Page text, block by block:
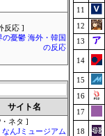
反応 ]
の憂鬱 海外・韓国
の反応
サイト名
ネタ ]
なんJミュージアム
11
12
13
14
15
16
17
18